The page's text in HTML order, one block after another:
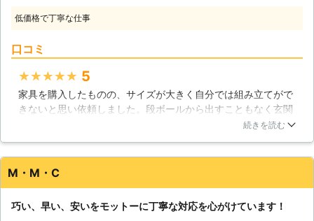
するのですが、組み立てなどで間違っ
たやり方をしてしまったり、無理して
行う事で一部の部品を破損させてしま
えば利点を活かす事が出来なくなって
しまいます。私たちはこの様な業務に
げさせて頂いているのです。 【思い
出深い家具】 家具は家具でも、思い
低価格で丁寧な仕事
口コミ
★★★★★ 5
家具を購入したものの、サイズが大きく自分では組み立てがで
きないと思い依頼しました。段ボールから出すこともなく玄関
に放置してたものを、作業に来られてすぐ、設置する場所に運
たため不信感も感じませんでした。完成後も出来がとても綺麗
続きを読む
M・M・C
巧い、早い、安いをモットーに丁寧な対応を心がけています！